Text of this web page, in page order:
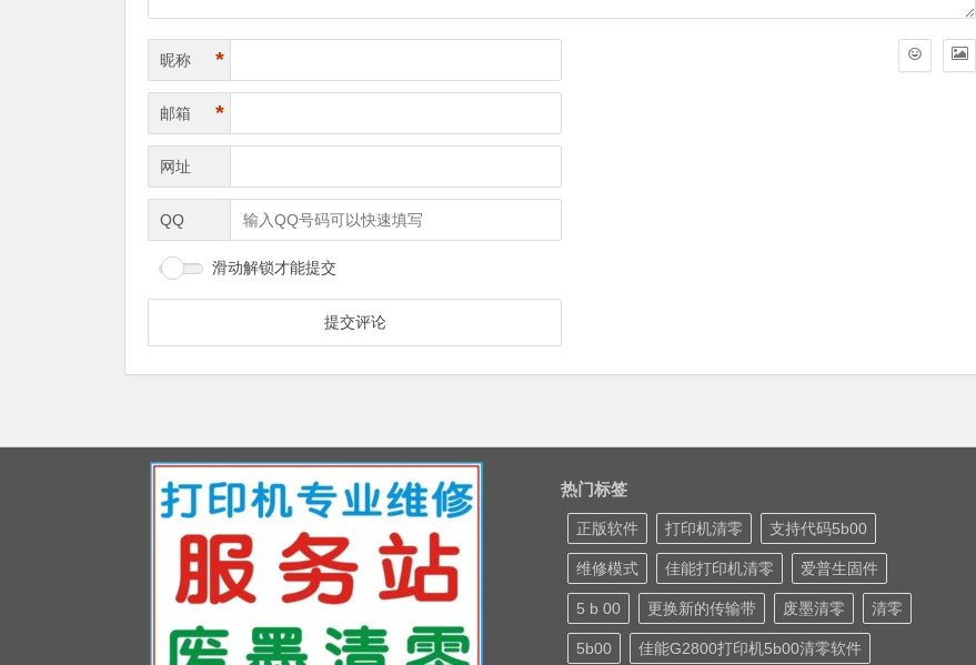
昵称 *
邮箱 *
网址
QQ
滑动解锁才能提交
热门标签
正版软件 打印机清零 支持代码5b00
维修模式 佳能打印机清零 爱普生固件
5 b 00 更换新的传输带 废墨清零 清零
5b00 佳能G2800打印机5b00清零软件